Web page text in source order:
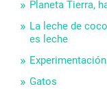
Planeta Tierra,
La leche de
es leche
Experimentación
Gatos